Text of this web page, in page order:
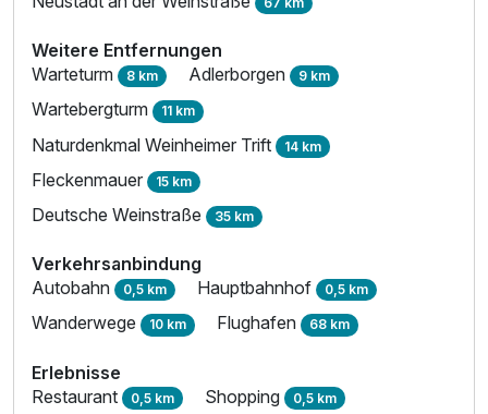
Weitere Entfernungen
Warteturm 8 km Adlerborgen 9 km
Wartebergturm 11 km
Naturdenkmal Weinheimer Trift 14 km
Fleckenmauer 15 km
Deutsche Weinstraße 35 km
Verkehrsanbindung
Autobahn 0,5 km Hauptbahnhof 0,5 km
Wanderwege 10 km Flughafen 68 km
Erlebnisse
Restaurant 0,5 km Shopping 0,5 km